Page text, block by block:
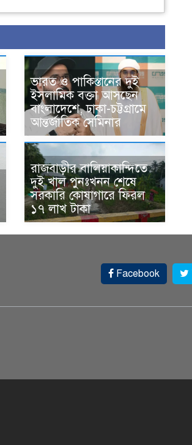
ভারত ও পাকিস্তানের দুই
ইসলামিক বক্তা আসছেন
বাংলাদেশে, ঢাকা-চট্টগ্রামে
আন্তর্জাতিক সেমিনার
রাজবাড়ীর বালিয়াকান্দিতে
দুই খাল পুনঃখনন শেষে
সরকারি কোষাগারে ফিরল
১৭ লাখ টাকা
Facebook